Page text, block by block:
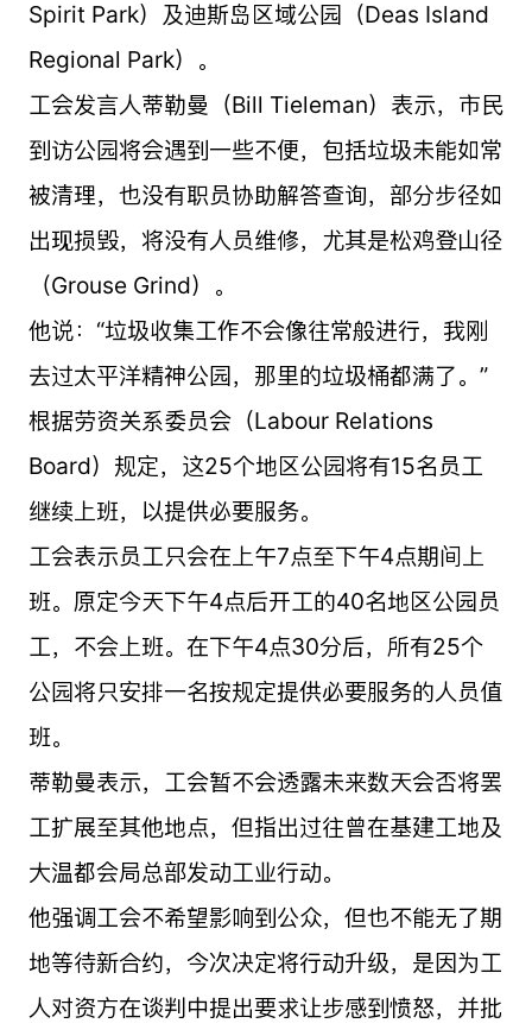
Spirit Park）及迪斯岛区域公园（Deas Island
Regional Park）。
工会发言人蒂勒曼（Bill Tieleman）表示，市民
到访公园将会遇到一些不便，包括垃圾未能如常
被清理，也没有职员协助解答查询，部分步径如
出现损毁，将没有人员维修，尤其是松鸡登山径
（Grouse Grind）。
他说：“垃圾收集工作不会像往常般进行，我刚
去过太平洋精神公园，那里的垃圾桶都满了。”
根据劳资关系委员会（Labour Relations
Board）规定，这25个地区公园将有15名员工
继续上班，以提供必要服务。
工会表示员工只会在上午7点至下午4点期间上
班。原定今天下午4点后开工的40名地区公园员
工，不会上班。在下午4点30分后，所有25个
公园将只安排一名按规定提供必要服务的人员值
班。
蒂勒曼表示，工会暂不会透露未来数天会否将罢
工扩展至其他地点，但指出过往曾在基建工地及
大温都会局总部发动工业行动。
他强调工会不希望影响到公众，但也不能无了期
地等待新合约，今次决定将行动升级，是因为工
人对资方在谈判中提出要求让步感到愤怒，并批